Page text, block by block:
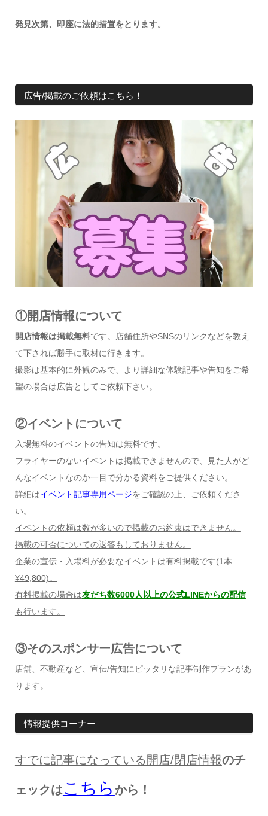
発見次第、即座に法的措置をとります。
広告/掲載のご依頼はこちら！
①開店情報について
開店情報は掲載無料です。店舗住所やSNSのリンクなどを教え
て下されば勝手に取材に行きます。
撮影は基本的に外観のみで、より詳細な体験記事や告知をご希
望の場合は広告としてご依頼下さい。
②イベントについて
入場無料のイベントの告知は無料です。
フライヤーのないイベントは掲載できませんので、見た人がど
んなイベントなのか一目で分かる資料をご提供ください。
詳細はイベント記事専用ページをご確認の上、ご依頼くださ
い。
イベントの依頼は数が多いので掲載のお約束はできません。
掲載の可否についての返答もしておりません。
企業の宣伝・入場料が必要なイベントは有料掲載です(1本
¥49,800)。
有料掲載の場合は友だち数6000人以上の公式LINEからの配信
も行います。
③そのスポンサー広告について
店舗、不動産など、宣伝/告知にピッタリな記事制作プランがあ
ります。
情報提供コーナー
すでに記事になっている開店/閉店情報のチ
ェックはこちら から！